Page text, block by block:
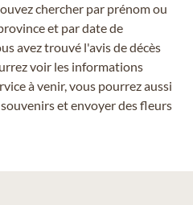
chercher par prénom ou
et par date de
avez trouvé l'avis de décès
voir les informations
à venir, vous pourrez aussi
et envoyer des fleurs